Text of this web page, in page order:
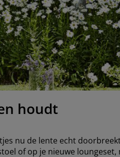
houdt
nu de lente echt
of op je nieuwe